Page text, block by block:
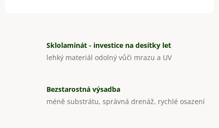
Sklolaminát - investice na desítky let
lehký materiál odolný vůči mrazu a UV
Bezstarostná výsadba
méně substrátu, správná drenáž, rychlé osazení